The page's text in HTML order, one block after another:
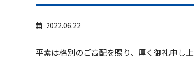
2022.06.22
平素は格別のご高配を賜り、厚く御礼申し上